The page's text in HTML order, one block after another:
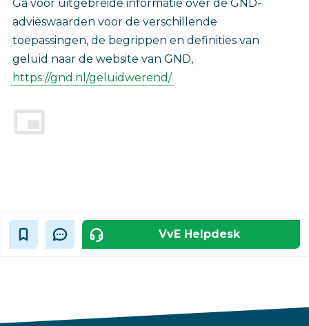
Ga voor uitgebreide informatie over de GND-
advieswaarden voor de verschillende
toepassingen, de begrippen en definities van
geluid naar de website van GND,
https://gnd.nl/geluidwerend/
VvE Helpdesk